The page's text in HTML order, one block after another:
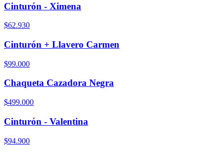
Cinturón - Ximena
$62.930
Cinturón + Llavero Carmen
$99.000
Chaqueta Cazadora Negra
$499.000
Cinturón - Valentina
$94.900